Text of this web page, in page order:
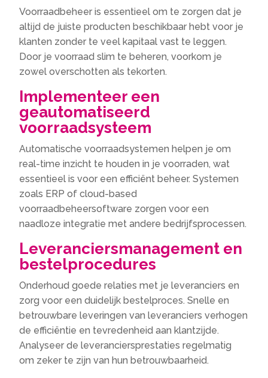
Voorraadbeheer is essentieel om te zorgen dat je
altijd de juiste producten beschikbaar hebt voor je
klanten zonder te veel kapitaal vast te leggen.
Door je voorraad slim te beheren, voorkom je
zowel overschotten als tekorten.
Implementeer een
geautomatiseerd
voorraadsysteem
Automatische voorraadsystemen helpen je om
real-time inzicht te houden in je voorraden, wat
essentieel is voor een efficiënt beheer. Systemen
zoals ERP of cloud-based
voorraadbeheersoftware zorgen voor een
naadloze integratie met andere bedrijfsprocessen.
Leveranciersmanagement en
bestelprocedures
Onderhoud goede relaties met je leveranciers en
zorg voor een duidelijk bestelproces. Snelle en
betrouwbare leveringen van leveranciers verhogen
de efficiëntie en tevredenheid aan klantzijde.
Analyseer de leveranciersprestaties regelmatig
om zeker te zijn van hun betrouwbaarheid.